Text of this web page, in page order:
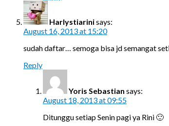
Harlystiarinisays:
August 16, 2013 at 15:20
sudah daftar… semoga bisa jd semangat
Reply
Yoris Sebastian says:
August 18, 2013 at 09:55
Ditunggu setiap Senin pagi ya Rini 🙂